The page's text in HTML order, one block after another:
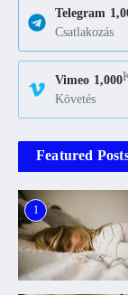
Telegram
Csatlakozás
Vimeo 1,000
Követés
Featured
1